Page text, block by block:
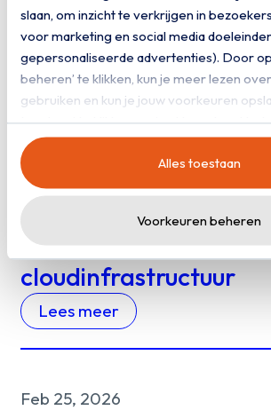
slaan, om inzicht te verkrijgen in
voor marketing en social media
gepersonaliseerde advertenties). Door
beheren’ te klikken, kun je meer lezen
gebruiken en kun je jouw voorkeuren
toestaan’ te klikken, ga je akkoord met
cookies zoals omschreven in onze
cookieverklaring
Alles toestaan
Voorkeuren beheren
Lees meer
31 maart 2026
AMS-IX versterkt
soevereiniteit door
van workloads naar
Nederlandse
cloudinfrastructuur
Lees meer
Feb 25, 2026